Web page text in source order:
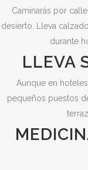
Caminarás por
desierto. Lleva
durante
LLEVA
Aunque en
pequeños puestos